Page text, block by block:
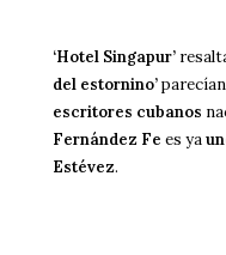
‘Hotel Singapur’
del estornino’
escritores cubanos
Fernández Fe es ya
Estévez.